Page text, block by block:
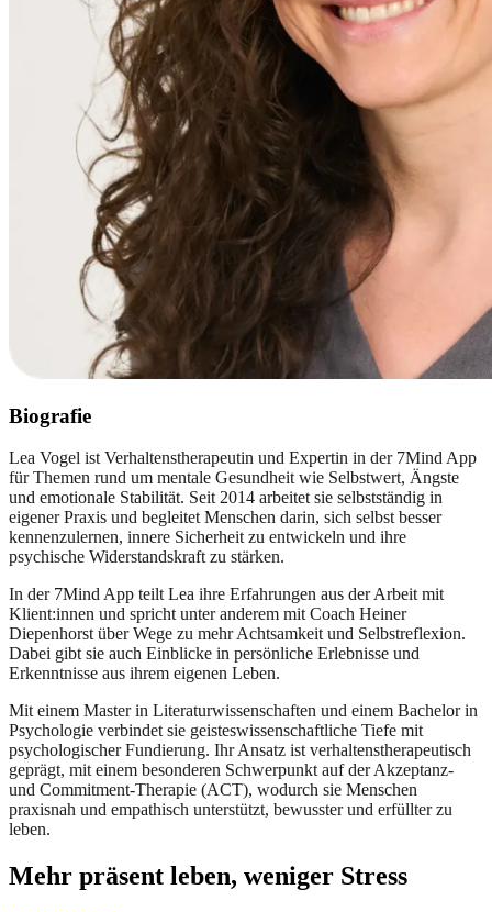
Biografie
Lea Vogel ist Verhaltenstherapeutin und Expertin in der 7Mind App
für Themen rund um mentale Gesundheit wie Selbstwert, Ängste
und emotionale Stabilität. Seit 2014 arbeitet sie selbstständig in
eigener Praxis und begleitet Menschen darin, sich selbst besser
kennenzulernen, innere Sicherheit zu entwickeln und ihre
psychische Widerstandskraft zu stärken.
In der 7Mind App teilt Lea ihre Erfahrungen aus der Arbeit mit
Klient:innen und spricht unter anderem mit Coach Heiner
Diepenhorst über Wege zu mehr Achtsamkeit und Selbstreflexion.
Dabei gibt sie auch Einblicke in persönliche Erlebnisse und
Erkenntnisse aus ihrem eigenen Leben.
Mit einem Master in Literaturwissenschaften und einem Bachelor in
Psychologie verbindet sie geisteswissenschaftliche Tiefe mit
psychologischer Fundierung. Ihr Ansatz ist verhaltenstherapeutisch
geprägt, mit einem besonderen Schwerpunkt auf der Akzeptanz-
und Commitment-Therapie (ACT), wodurch sie Menschen
praxisnah und empathisch unterstützt, bewusster und erfüllter zu
leben.
Mehr präsent leben, weniger Stress